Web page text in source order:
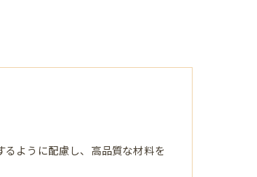
ように配慮し、高品質な材料を